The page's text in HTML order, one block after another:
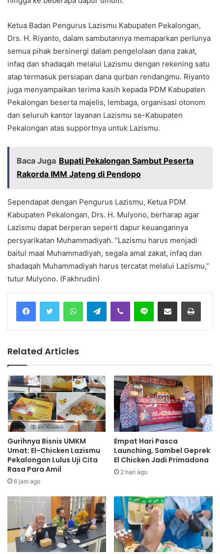
Ketua Badan Pengurus Lazismu Kabupaten Pekalongan,
Drs. H. Riyanto, dalam sambutannya memaparkan perlunya
semua pihak bersinergi dalam pengelolaan dana zakat,
infaq dan shadaqah melalui Lazismu dengan rekening satu
atap termasuk persiapan dana qurban rendangmu. Riyanto
juga menyampaikan terima kasih kepada PDM Kabupaten
Pekalongan beserta majelis, lembaga, organisasi otonom
dan seluruh kantor layanan Lazismu se-Kabupaten
Pekalongan atas supportnya untuk Lazismu.
Baca Juga Bupati Pekalongan Sambut Peserta
Rakorda IMM Jateng di Pendopo
Sependapat dengan Pengurus Lazismu, Ketua PDM
Kabupaten Pekalongan, Drs. H. Mulyono, berharap agar
Lazismu dapat berperan seperti dapur keuangannya
persyarikatan Muhammadiyah. “Lazismu harus menjadi
baitul maal Muhammadiyah, segala amal zakat, infaq dan
shadaqah Muhammadiyah harus tercatat melalui Lazismu,”
tutur Mulyono. (Fakhrudin)
Telegram
Related Articles
Gurihnya Bisnis UMKM
Umat: El-Chicken Lazismu
Pekalongan Lulus Uji Cita
Rasa Para Amil
6 jam ago
Empat Hari Pasca
Launching, Sambel Geprek
El Chicken Jadi Primadona
2 hari ago